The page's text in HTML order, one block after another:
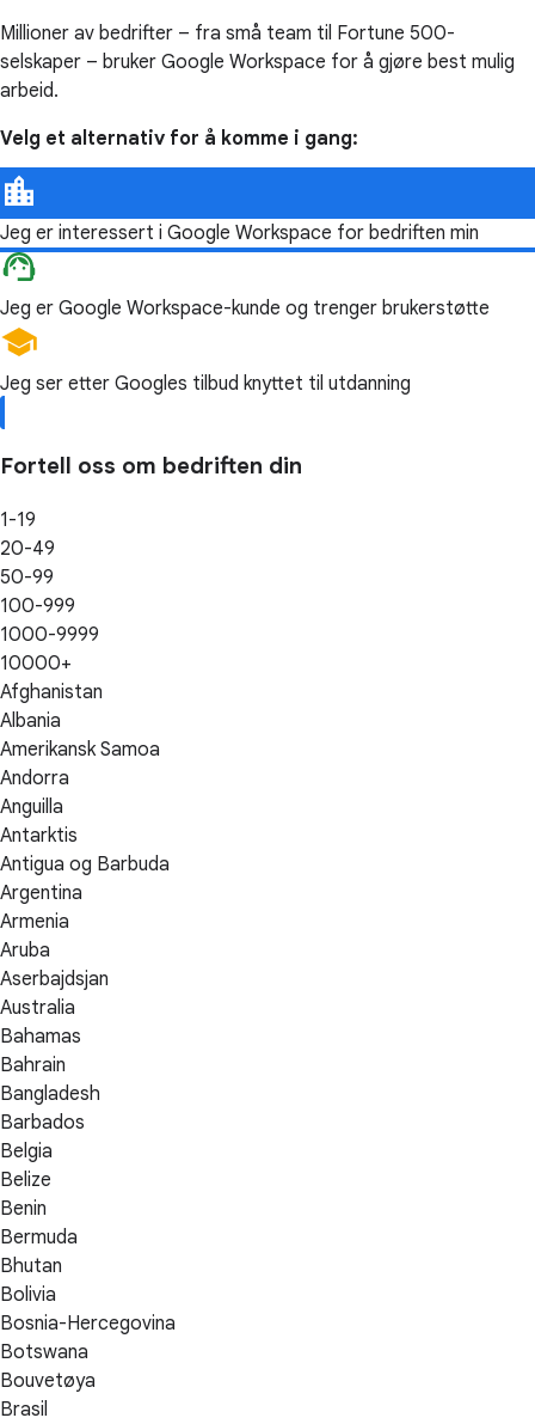
Millioner av bedrifter – fra små team til Fortune 500-
selskaper – bruker Google Workspace for å gjøre best mulig
arbeid.
Velg et alternativ for å komme i gang:
Jeg er interessert i Google Workspace for bedriften min
Jeg er Google Workspace-kunde og trenger brukerstøtte
Jeg ser etter Googles tilbud knyttet til utdanning
Fortell oss om bedriften din
1-19
20-49
50-99
100-999
1000-9999
10000+
Afghanistan
Albania
Amerikansk Samoa
Andorra
Anguilla
Antarktis
Antigua og Barbuda
Argentina
Armenia
Aruba
Aserbajdsjan
Australia
Bahamas
Bahrain
Bangladesh
Barbados
Belgia
Belize
Benin
Bermuda
Bhutan
Bolivia
Bosnia-Hercegovina
Botswana
Bouvetøya
Brasil